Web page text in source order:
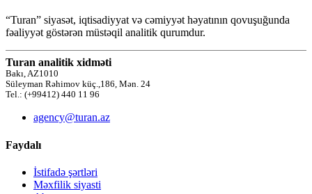
“Turan” siyasət, iqtisadiyyat və cəmiyyət həyatının qovuşuğunda
fəaliyyət göstərən müstəqil analitik qurumdur.
Turan analitik xidməti
Bakı, AZ1010
Süleyman Rəhimov küç.,186, Mən. 24
Tel.: (+99412) 440 11 96
agency@turan.az
Faydalı
İstifadə şərtləri
Məxfilik siyasti